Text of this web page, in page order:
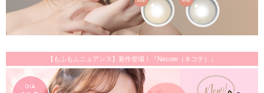
【もふもふニュアンス】新作登場！『Necote（ネコテ）』